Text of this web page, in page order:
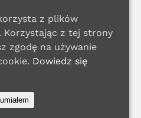
z plików
Korzystając z tej strony
zgodę na używanie
Dowiedz się